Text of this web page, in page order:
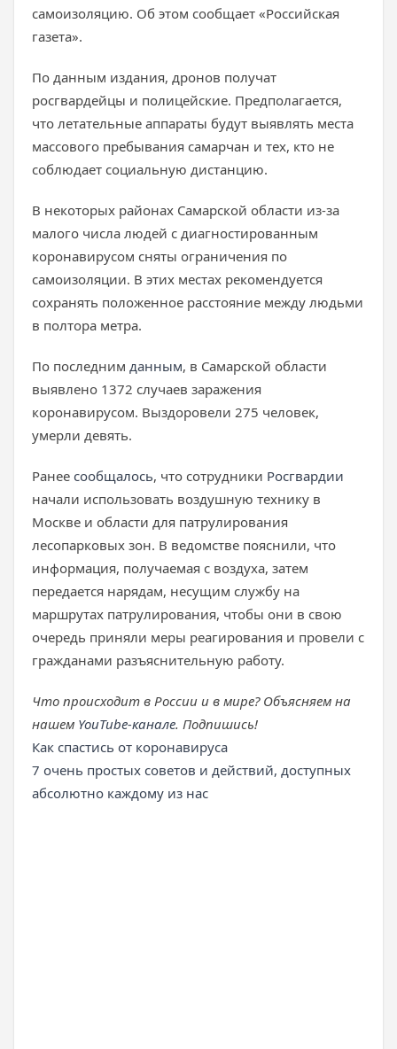
самоизоляцию. Об этом сообщает «Российская
газета».
По данным издания, дронов получат
росгвардейцы и полицейские. Предполагается,
что летательные аппараты будут выявлять места
массового пребывания самарчан и тех, кто не
соблюдает социальную дистанцию.
В некоторых районах Самарской области из-за
малого числа людей с диагностированным
коронавирусом сняты ограничения по
самоизоляции. В этих местах рекомендуется
сохранять положенное расстояние между людьми
в полтора метра.
По последним данным, в Самарской области
выявлено 1372 случаев заражения
коронавирусом. Выздоровели 275 человек,
умерли девять.
Ранее сообщалось, что сотрудники Росгвардии
начали использовать воздушную технику в
Москве и области для патрулирования
лесопарковых зон. В ведомстве пояснили, что
информация, получаемая с воздуха, затем
передается нарядам, несущим службу на
маршрутах патрулирования, чтобы они в свою
очередь приняли меры реагирования и провели с
гражданами разъяснительную работу.
Что происходит в России и в мире? Объясняем на
нашем YouTube-канале. Подпишись!
Как спастись от коронавируса
7 очень простых советов и действий, доступных
абсолютно каждому из нас